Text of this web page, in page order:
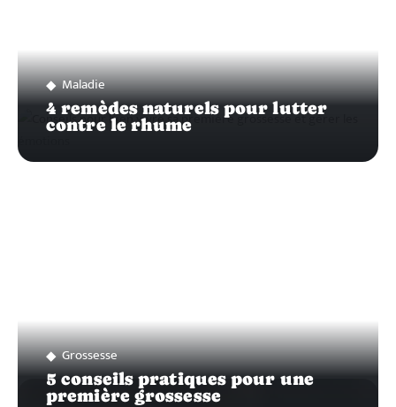
Maladie
4 remèdes naturels pour lutter
contre le rhume
Grossesse
5 conseils pratiques pour une
première grossesse